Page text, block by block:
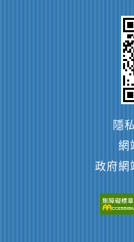
隱
網
政府網